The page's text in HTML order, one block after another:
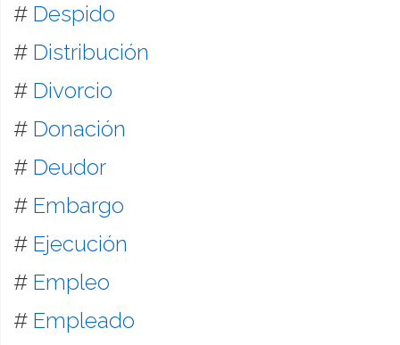
# Despido
# Distribución
# Divorcio
# Donación
# Deudor
# Embargo
# Ejecución
# Empleo
# Empleado